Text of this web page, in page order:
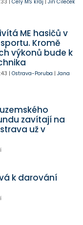
Celý MS kraj Jiří Cileček
ME hasičů v
Kromě
výkonů bude k
| Ostrava-Poruba | Jana
zavítají na
už v
k darování